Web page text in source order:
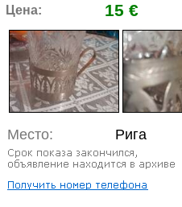
Цена: 15 €
Место: Рига